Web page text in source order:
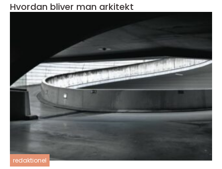
Hvordan bliver man arkitekt
redaktionel